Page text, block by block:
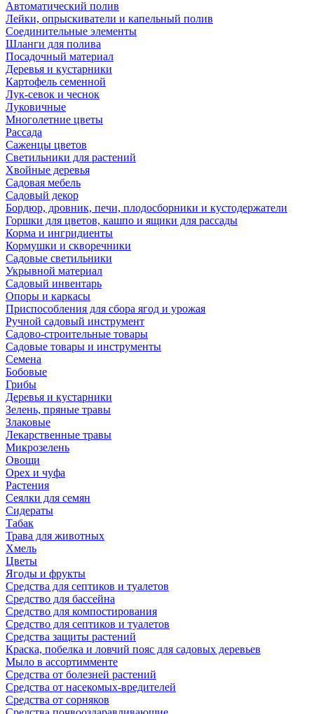
Автоматический полив
Лейки, опрыскиватели и капельный полив
Соединительные элементы
Шланги для полива
Посадочный материал
Деревья и кустарники
Картофель семенной
Лук-севок и чеснок
Луковичные
Многолетние цветы
Рассада
Саженцы цветов
Светильники для растений
Хвойные деревья
Садовая мебель
Садовый декор
Бордюр, дровник, печи, плодосборники и кустодержатели
Горшки для цветов, кашпо и ящики для рассады
Корма и ингридиенты
Кормушки и скворечники
Садовые светильники
Укрывной материал
Садовый инвентарь
Опоры и каркасы
Приспособления для сбора ягод и урожая
Ручной садовый инструмент
Садово-строительные товары
Садовые товары и инструменты
Семена
Бобовые
Грибы
Деревья и кустарники
Зелень, пряные травы
Злаковые
Лекарственные травы
Микрозелень
Овощи
Орех и чуфа
Растения
Сеялки для семян
Сидераты
Табак
Трава для животных
Хмель
Цветы
Ягоды и фрукты
Средства для септиков и туалетов
Средство для бассейна
Средство для компостирования
Средство для септиков и туалетов
Средства защиты растений
Краска, побелка и ловчий пояс для садовых деревьев
Мыло в ассортимменте
Средства от болезней растений
Средства от насекомых-вредителей
Средства от сорняков